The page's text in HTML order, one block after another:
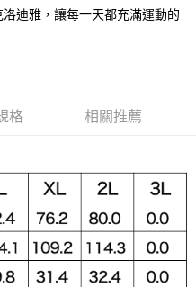
迪雅，讓每一天都充滿運動的
格 相關推薦